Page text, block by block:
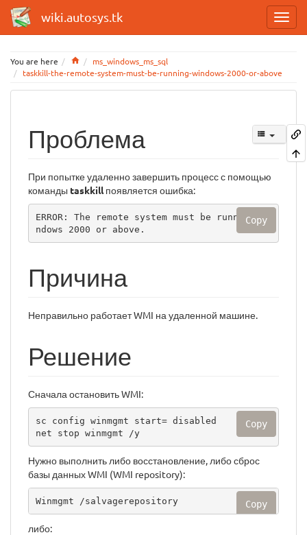
wiki.autosys.tk
You are here Homems_windows_ms_sql
taskkill-the-remote-system-must-be-running-windows-2000-or-above
Проблема
При попытке удаленно завершить процесс с помощью
команды taskkillпоявляется ошибка:
ERROR: The remote system must be running Wi
ndows 2000 or above.
Copy
Причина
Неправильно работает WMI на удаленной машине.
Решение
Сначала остановить WMI:
sc config winmgmt start= disabled
net stop winmgmt /y
Copy
Нужно выполнить либо восстановление, либо сброс
базы данных WMI (WMI repository):
Winmgmt /salvagerepository Copy
либо: